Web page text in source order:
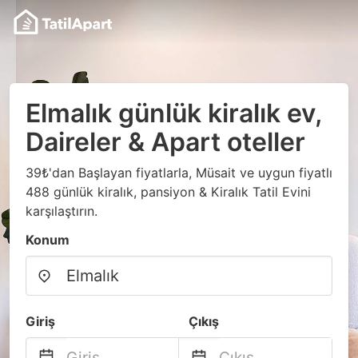
Elmalık günlük kiralık ev,
Daireler & Apart oteller
39₺'dan Başlayan fiyatlarla, Müsait ve uygun fiyatlı
488 günlük kiralık, pansiyon & Kiralık Tatil Evini
karşılaştırın.
Konum
Giriş Çıkış